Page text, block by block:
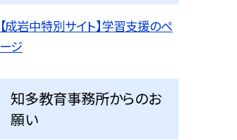
【成岩中特別サイト】学習支援のペ
ージ
知多教育事務所からのお
願い